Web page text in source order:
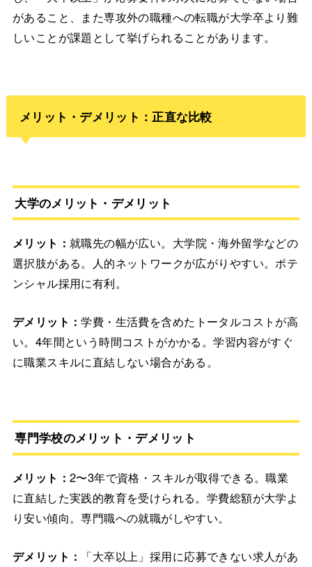
があること、また専攻外の職種への転職が大学卒より難
しいことが課題として挙げられることがあります。
メリット・デメリット：正直な比較
大学のメリット・デメリット
メリット： 就職先の幅が広い。大学院・海外留学などの
選択肢がある。人的ネットワークが広がりやすい。ポテ
ンシャル採用に有利。
デメリット：学費・生活費を含めたトータルコストが高
い。4年間という時間コストがかかる。学習内容がすぐ
に職業スキルに直結しない場合がある。
専門学校のメリット・デメリット
メリット： 2〜3年で資格・スキルが取得できる。職業
に直結した実践的教育を受けられる。学費総額が大学よ
り安い傾向。専門職への就職がしやすい。
デメリット：
「大卒以上」採用に応募できない求人があ